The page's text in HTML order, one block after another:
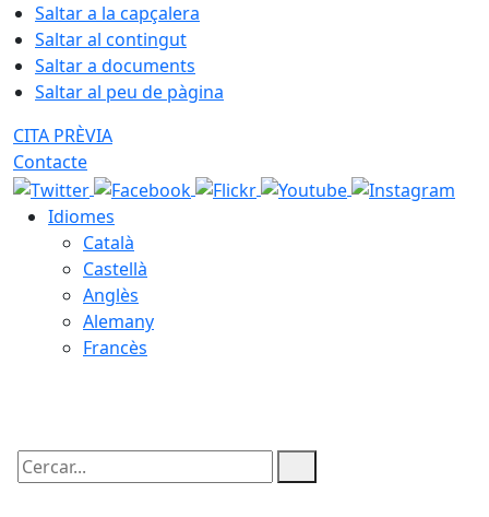
Saltar a la capçalera
Saltar al contingut
Saltar a documents
Saltar al peu de pàgina
CITA PRÈVIA
Contacte
Idiomes
Català
Castellà
Anglès
Alemany
Francès
Cercar: